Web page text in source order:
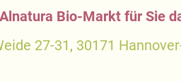
Bio-Markt für Sie
27-31, 30171